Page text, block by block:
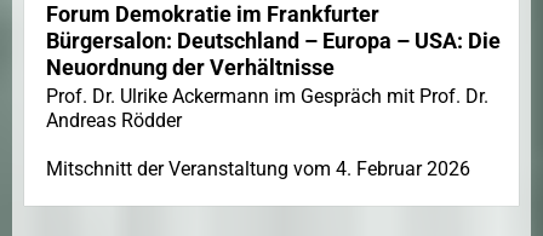
Forum Demokratie im Frankfurter
Bürgersalon: Deutschland – Europa – USA: Die
Neuordnung der Verhältnisse
Prof. Dr. Ulrike Ackermann im Gespräch mit Prof. Dr.
Andreas Rödder
Mitschnitt der Veranstaltung vom 4. Februar 2026